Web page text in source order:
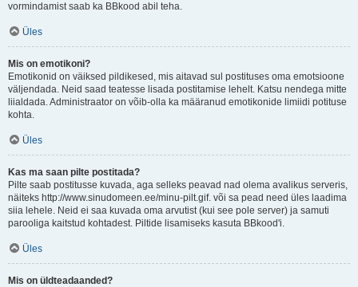
vormindamist saab ka BBkood abil teha.
Üles
Mis on emotikoni?
Emotikonid on väiksed pildikesed, mis aitavad sul postituses oma emotsioone
väljendada. Neid saad teatesse lisada postitamise lehelt. Katsu nendega mitte
liialdada. Administraator on võib-olla ka määranud emotikonide limiidi potituse
kohta.
Üles
Kas ma saan pilte postitada?
Pilte saab postitusse kuvada, aga selleks peavad nad olema avalikus serveris,
näiteks http://www.sinudomeen.ee/minu-pilt.gif. või sa pead need üles laadima
siia lehele. Neid ei saa kuvada oma arvutist (kui see pole server) ja samuti
parooliga kaitstud kohtadest. Piltide lisamiseks kasuta BBkood'i.
Üles
Mis on üldteadaanded?